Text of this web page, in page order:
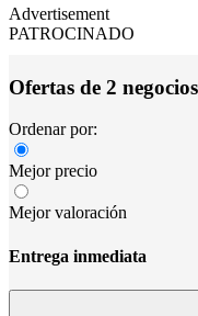
Advertisement
PATROCINADO
Ofertas de 2
Ordenar por:
Mejor precio
Mejor valoración
Entrega inmediata